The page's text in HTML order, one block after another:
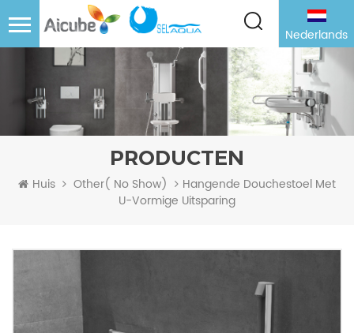
Nederlands
PRODUCTEN
Huis Other( No Show)
Hangende Douchestoel Met
U-Vormige Uitsparing